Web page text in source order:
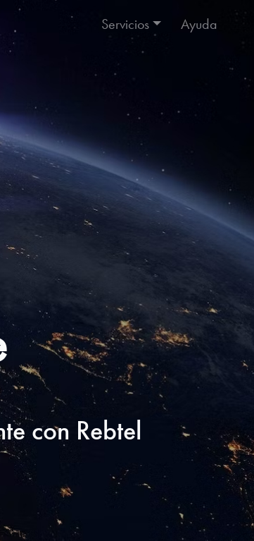
Servicios Ayuda
con Rebtel